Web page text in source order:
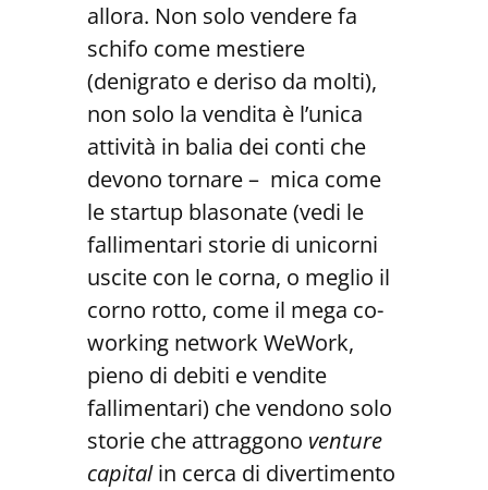
allora. Non solo vendere fa
schifo come mestiere
(denigrato e deriso da molti),
non solo la vendita è l’unica
attività in balia dei conti che
devono tornare – mica come
le startup blasonate (vedi le
fallimentari storie di unicorni
uscite con le corna, o meglio il
corno rotto, come il mega co-
working network WeWork,
pieno di debiti e vendite
fallimentari) che vendono solo
storie che attraggono venture
capitalin cerca di divertimento